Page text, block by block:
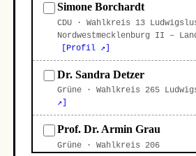
Simone Borchardt
CDU · Wahlkreis 13
Nordwestmecklenburg II –
[Profil ↗]
Dr. Sandra Detzer
Grüne · Wahlkreis 265
↗]
Prof. Dr. Armin Grau
Grüne · Wahlkreis 206